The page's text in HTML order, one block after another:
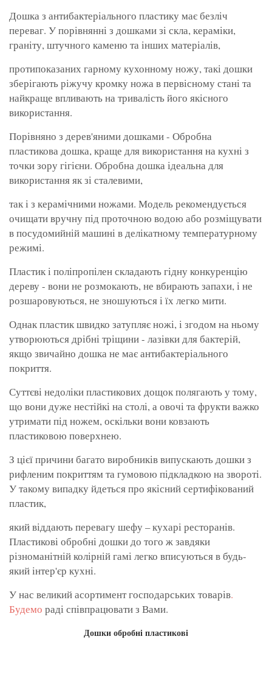
Дошка з антибактеріального пластику має безліч
переваг. У порівнянні з дошками зі скла, кераміки,
граніту, штучного каменю та інших матеріалів,
протипоказаних гарному кухонному ножу, такі дошки
зберігають ріжучу кромку ножа в первісному стані та
найкраще впливають на тривалість його якісного
використання.
Порівняно з дерев'яними дошками - Обробна
пластикова дошка, краще для використання на кухні з
точки зору гігієни. Обробна дошка ідеальна для
використання як зі сталевими,
так і з керамічними ножами. Модель рекомендується
очищати вручну під проточною водою або розміщувати
в посудомийній машині в делікатному температурному
режимі.
Пластик і поліпропілен складають гідну конкуренцію
дереву - вони не розмокають, не вбирають запахи, і не
розшаровуються, не зношуються і їх легко мити.
Однак пластик швидко затупляє ножі, і згодом на ньому
утворюються дрібні тріщини - лазівки для бактерій,
якщо звичайно дошка не має антибактеріального
покриття.
Суттєві недоліки пластикових дощок полягають у тому,
що вони дуже нестійкі на столі, а овочі та фрукти важко
утримати під ножем, оскільки вони ковзають
пластиковою поверхнею.
З цієї причини багато виробників випускають дошки з
рифленим покриттям та гумовою підкладкою на звороті.
У такому випадку йдеться про якісний сертифікований
пластик,
який віддають перевагу шефу – кухарі ресторанів.
Пластикові обробні дошки до того ж завдяки
різноманітній колірній гамі легко вписуються в будь-
який інтер'єр кухні.
У нас великий асортимент господарських товарів.
Будемо раді співпрацювати з Вами.
Дошки обробні пластикові